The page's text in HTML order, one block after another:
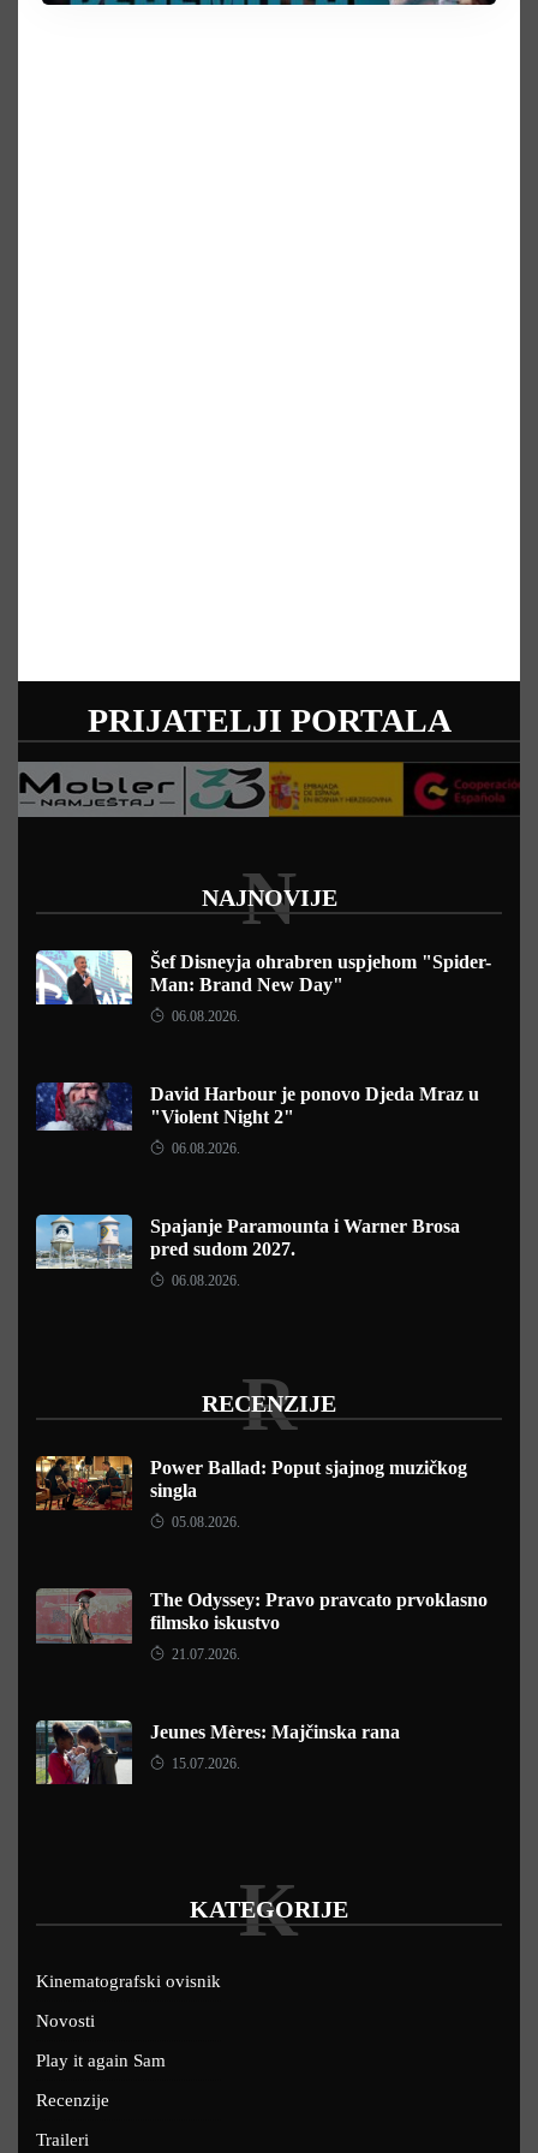
PRIJATELJI PORTALA
NAJNOVIJE
N
Šef Disneyja ohrabren uspjehom "Spider-
Man: Brand New Day"
06.08.2026.
David Harbour je ponovo Djeda Mraz u
"Violent Night 2"
06.08.2026.
Spajanje Paramounta i Warner Brosa
pred sudom 2027.
06.08.2026.
RECENZIJE
R
Power Ballad: Poput sjajnog muzičkog
singla
05.08.2026.
The Odyssey: Pravo pravcato prvoklasno
filmsko iskustvo
21.07.2026.
Jeunes Mères: Majčinska rana
15.07.2026.
KATEGORIJE
K
Kinematografski ovisnik
Novosti
Play it again Sam
Recenzije
Traileri